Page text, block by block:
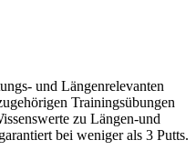
und Längenrelevanten
Trainingsübungen
zu Längen-und
bei weniger als 3 Putts.